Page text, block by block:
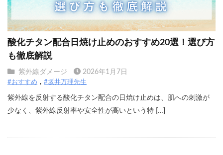
酸化チタン配合日焼け止めのおすすめ20選！選び方
も徹底解説
紫外線ダメージ 2026年1月7日
#おすすめ #坂井万理先生
紫外線を反射する酸化チタン配合の日焼け止めは、肌への刺激が
少なく、紫外線反射率や安全性が高いという特 […]